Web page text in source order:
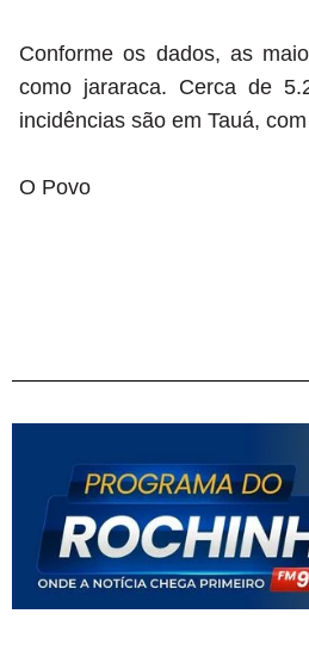
Conforme os dados, as
como jararaca. Cerca de
incidências são em Tauá,
O Povo